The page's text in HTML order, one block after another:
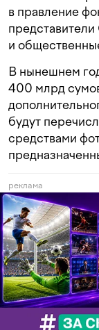
в правление
и
В нынешнем
400 млрд
будут
средствами
реклама